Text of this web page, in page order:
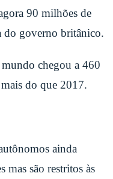
90 milhões de
do governo britânico.
chegou a 460
do que 2017.
ainda
mas são restritos às